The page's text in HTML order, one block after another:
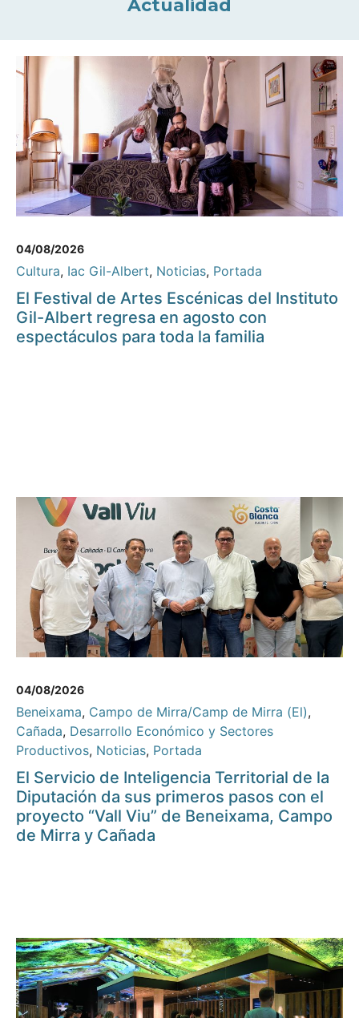
Actualidad
04/08/2026
Cultura, Iac Gil-Albert, Noticias, Portada
El Festival de Artes Escénicas del Instituto
Gil-Albert regresa en agosto con
espectáculos para toda la familia
04/08/2026
Beneixama, Campo de Mirra/Camp de Mirra (El),
Cañada, Desarrollo Económico y Sectores
Productivos, Noticias, Portada
El Servicio de Inteligencia Territorial de la
Diputación da sus primeros pasos con el
proyecto “Vall Viu” de Beneixama, Campo
de Mirra y Cañada